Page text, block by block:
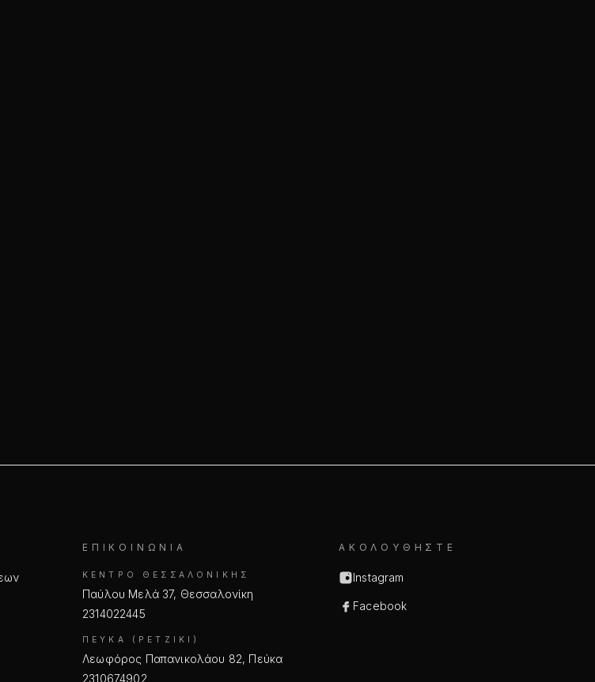
ΕΠΙΚΟΙΝΩΝΊΑ
ΚΈΝΤΡΟ ΘΕΣΣΑΛΟΝΊΚΗΣ
Παύλου Μελά 37, Θεσσαλονίκη
2314022445
ΠΕΎΚΑ (ΡΕΤΖΊΚΙ)
Λεωφόρος Παπανικολάου 82, Πεύκα
2310674902
ΑΚΟΛΟΥΘΉΣΤΕ
Instagram
Facebook